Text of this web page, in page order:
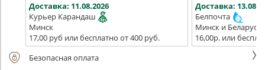
Доставка: 11.08.2026
Курьер Карандаш
Минск
17,00 руб или бесплатно от 400 руб.
Доставка:
Белпочта
Минск и Беларусь
16,00р. или
Безопасная оплата